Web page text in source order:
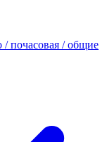
/ почасовая / общие